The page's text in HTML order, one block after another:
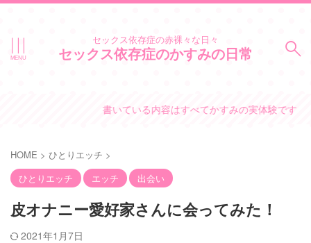
セックス依存症の赤裸々な日々
セックス依存症のかすみの日常
書いている内容はすべてかすみの実体験です。
HOME > ひとりエッチ >
ひとりエッチ
エッチ 出会い
皮オナニー愛好家さんに会ってみた！
2021年1月7日